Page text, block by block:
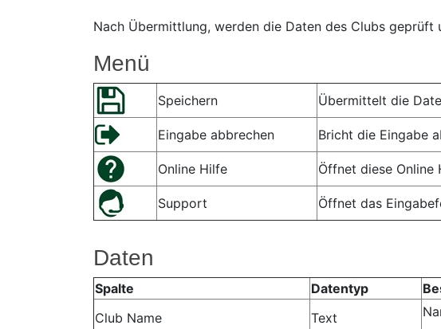
Nach Übermittlung, werden die Daten des Clubs geprüft
Menü
Speichern Übermittelt die
Eingabe abbrechen Bricht die Eingabe
Online Hilfe Öffnet diese Online
Support Öffnet das
Daten
Spalte Datentyp
Club Name
Text